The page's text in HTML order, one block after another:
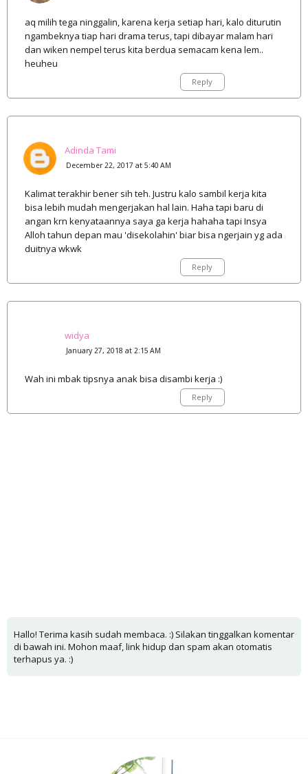
aq milih tega ninggalin, karena kerja setiap hari, kalo diturutin
ngambeknya tiap hari drama terus, tapi dibayar malam hari
dan wiken nempel terus kita berdua semacam kena lem..
heuheu
Reply
Adinda Tami
December 22, 2017 at 5:40 AM
Kalimat terakhir bener sih teh. Justru kalo sambil kerja kita
bisa lebih mudah mengerjakan hal lain. Haha tapi baru di
angan krn kenyataannya saya ga kerja hahaha tapi Insya
Alloh tahun depan mau 'disekolahin' biar bisa ngerjain yg ada
duitnya wkwk
Reply
widya
January 27, 2018 at 2:15 AM
Wah ini mbak tipsnya anak bisa disambi kerja :)
Reply
Hallo! Terima kasih sudah membaca. :) Silakan tinggalkan komentar
di bawah ini. Mohon maaf, link hidup dan spam akan otomatis
terhapus ya. :)